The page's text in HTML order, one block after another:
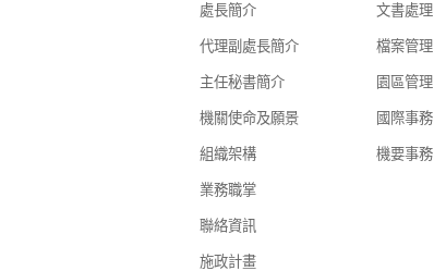
處長簡介
代理副處長簡介
主任秘書簡介
機關使命及願景
組織架構
業務職掌
聯絡資訊
施政計畫
文書處理
檔案管理
園區管理
國際事務
機要事務